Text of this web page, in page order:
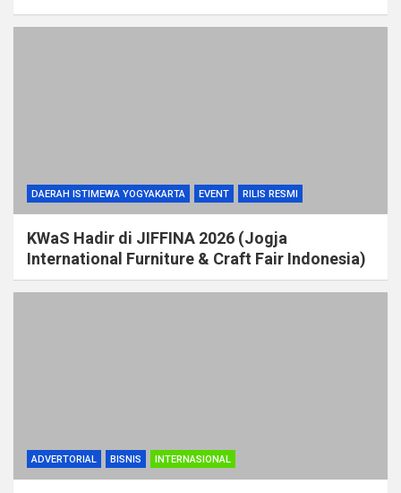
DAERAH ISTIMEWA YOGYAKARTA EVENT RILIS RESMI
KWaS Hadir di JIFFINA 2026 (Jogja
International Furniture & Craft Fair Indonesia)
ADVERTORIAL BISNIS INTERNASIONAL